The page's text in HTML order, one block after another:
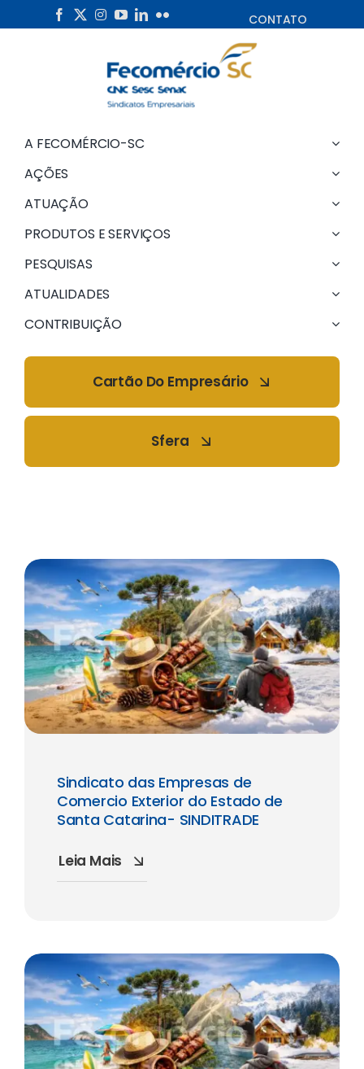
to
CONTATO
A FECOMÉRCIO-SC
AÇÕES
ATUAÇÃO
PRODUTOS E SERVIÇOS
PESQUISAS
ATUALIDADES
CONTRIBUIÇÃO
Cartão Do Empresário
Sfera
Sindicato das Empresas de
Comercio Exterior do Estado de
Santa Catarina- SINDITRADE
Leia Mais